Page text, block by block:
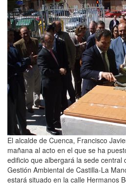
El alcalde de Cuenca, Francisco
mañana al acto en el que se ha
edificio que albergará la sede central
Gestión Ambiental de Castilla-La
estará situado en la calle Hermanos